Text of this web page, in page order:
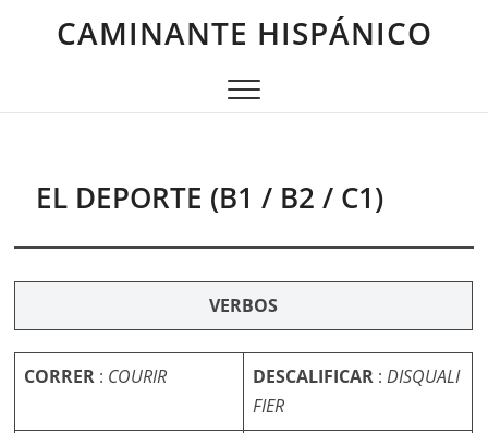
CAMINANTE HISPÁNICO
EL DEPORTE (B1 / B2 / C1)
VERBOS
CORRER : COURIR DESCALIFICAR :DISQUALI
FIER